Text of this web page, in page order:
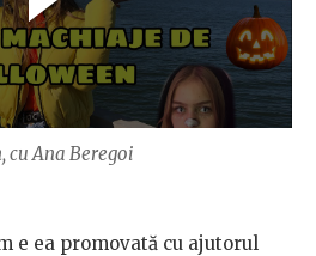
cu Ana Beregoi
e ea promovată cu ajutorul